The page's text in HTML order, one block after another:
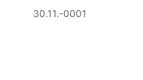
30.11.-0001